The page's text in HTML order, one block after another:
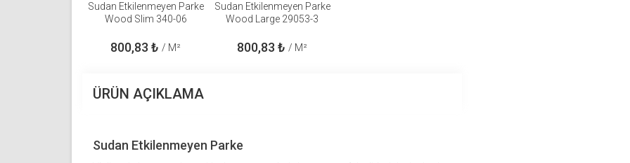
Sudan Etkilenmeyen Parke
Wood Slim 340-06
800,83 ₺ / M²
Sudan Etkilenmeyen Parke
Wood Large 29053-3
800,83 ₺ / M²
ÜRÜN AÇIKLAMA
Sudan Etkilenmeyen Parke